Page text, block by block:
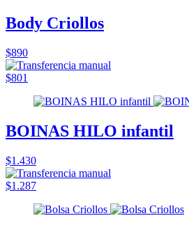
Body Criollos
$890
$801
BOINAS HILO infantil
$1.430
$1.287